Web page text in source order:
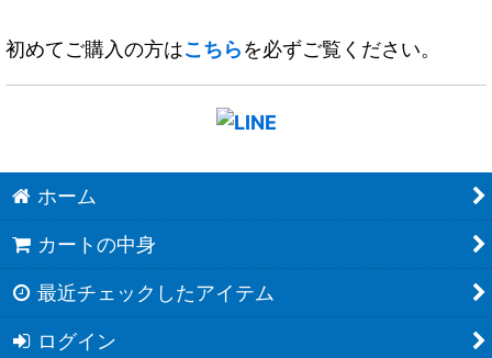
初めてご購入の方はこちらを必ずご覧ください。
ホーム
カートの中身
最近チェックしたアイテム
ログイン